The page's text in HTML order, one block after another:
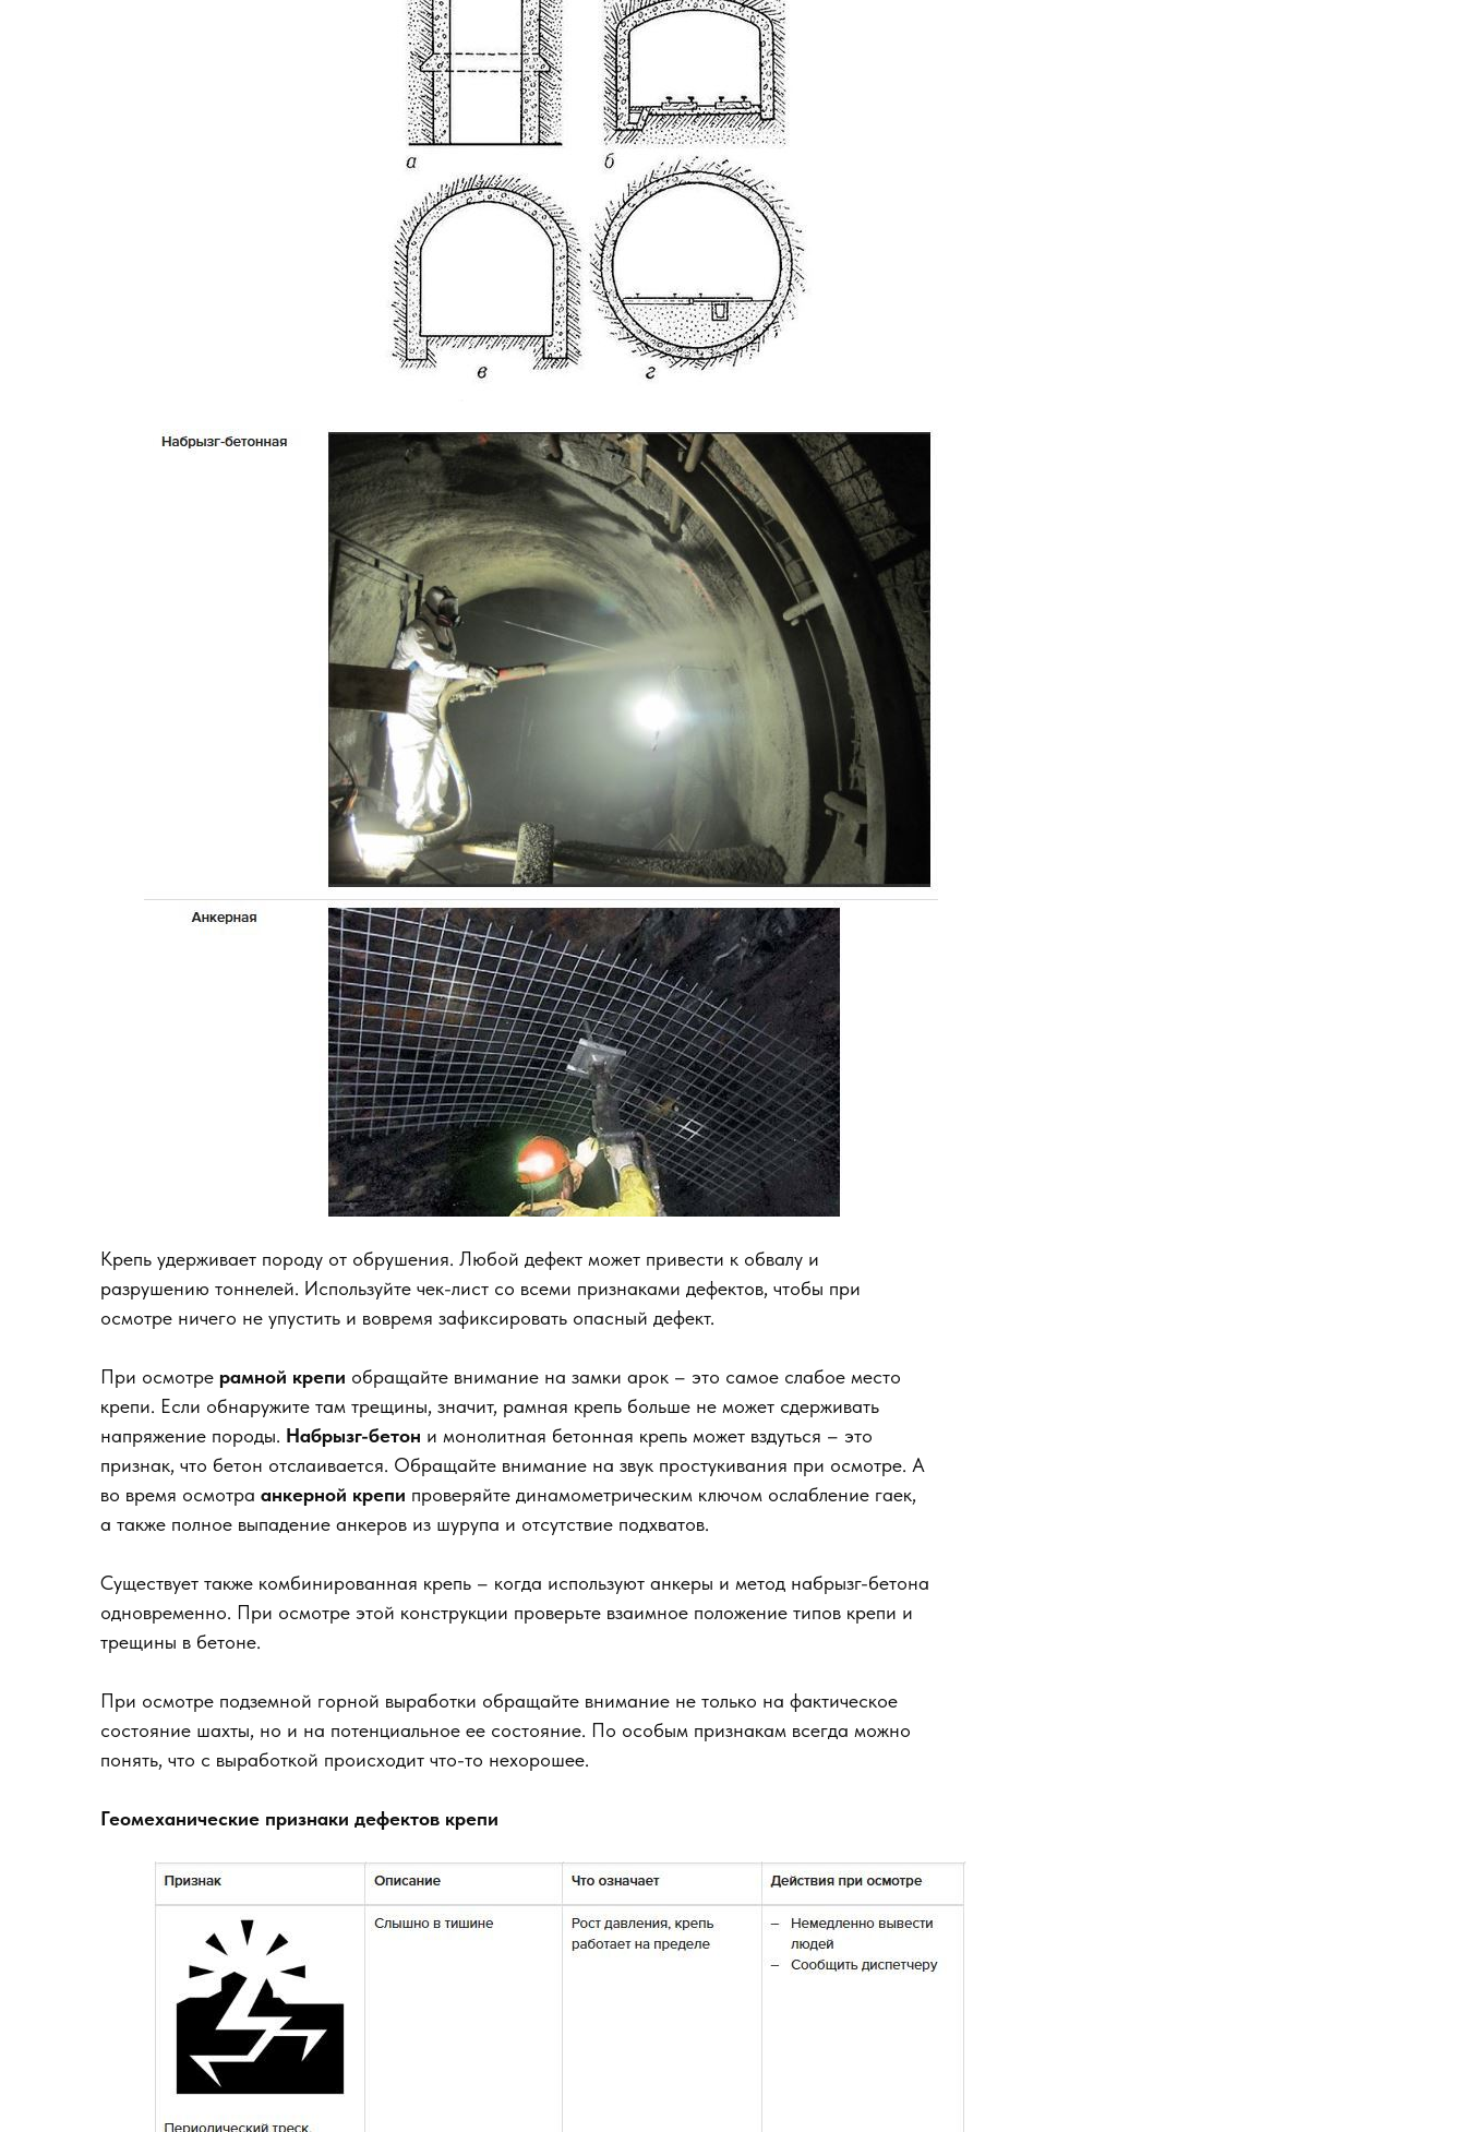
Крепь удерживает породу от обрушения. Любой дефект может привести к обвалу и
разрушению тоннелей. Используйте чек-лист со всеми признаками дефектов, чтобы при
осмотре ничего не упустить и вовремя зафиксировать опасный дефект.
При осмотре рамной крепи обращайте внимание на замки арок – это самое слабое место
крепи. Если обнаружите там трещины, значит, рамная крепь больше не может сдерживать
напряжение породы. Набрызг-бетон и монолитная бетонная крепь может вздуться – это
признак, что бетон отслаивается. Обращайте внимание на звук простукивания при осмотре. А
во время осмотра анкерной крепи проверяйте динамометрическим ключом ослабление гаек,
а также полное выпадение анкеров из шурупа и отсутствие подхватов.
Существует также комбинированная крепь – когда используют анкеры и метод набрызг-бетона
одновременно. При осмотре этой конструкции проверьте взаимное положение типов крепи и
трещины в бетоне.
При осмотре подземной горной выработки обращайте внимание не только на фактическое
состояние шахты, но и на потенциальное ее состояние. По особым признакам всегда можно
понять, что с выработкой происходит что-то нехорошее.
Геомеханические признаки дефектов крепи